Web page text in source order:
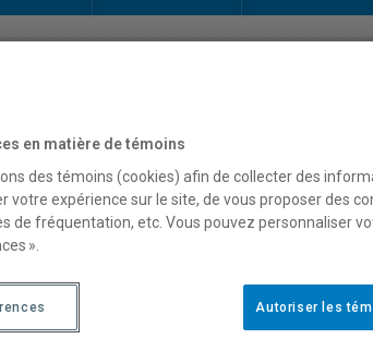
Description Horaire - Été 2026
en matière de témoins
des témoins (cookies) afin de collecter des
votre expérience sur le site, de vous proposer des
de fréquentation, etc. Vous pouvez personnaliser
».
Autoriser les